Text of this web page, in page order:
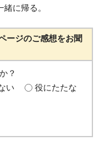
に帰る。
ージのご感想をお聞
？
い
役にたたな